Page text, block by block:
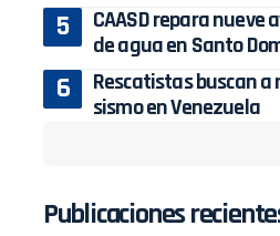
CAASD repara nueve
de agua en Santo
Rescatistas buscan
sismo en Venezuela
Publicaciones